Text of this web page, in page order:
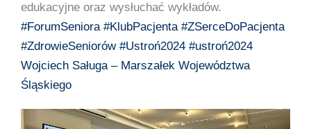
edukacyjne oraz wysłuchać wykładów.
#ForumSeniora #KlubPacjenta #ZSerceDoPacjenta
#ZdrowieSeniorów #Ustroń2024 #ustroń2024
Wojciech Saługa – Marszałek Województwa
Śląskiego